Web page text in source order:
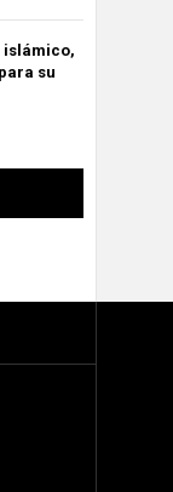
islámico,
su